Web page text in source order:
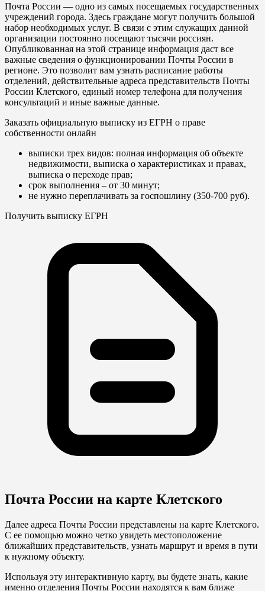
Почта России — одно из самых посещаемых государственных
учреждений города. Здесь граждане могут получить большой
набор необходимых услуг. В связи с этим служащих данной
организации постоянно посещают тысячи россиян.
Опубликованная на этой странице информация даст все
важные сведения о функционировании Почты России в
регионе. Это позволит вам узнать расписание работы
отделений, действительные адреса представительств Почты
России Клетского, единый номер телефона для получения
консультаций и иные важные данные.
Заказать официальную выписку из ЕГРН о праве
собственности онлайн
выписки трех видов: полная информация об объекте
недвижимости, выписка о характеристиках и правах,
выписка о переходе прав;
срок выполнения – от 30 минут;
не нужно переплачивать за госпошлину (350-700 руб).
Получить выписку ЕГРН
Почта России на карте Клетского
Далее адреса Почты России представлены на карте Клетского.
С ее помощью можно четко увидеть местоположение
ближайших представительств, узнать маршрут и время в пути
к нужному объекту.
Используя эту интерактивную карту, вы будете знать, какие
именно отделения Почты России находятся к вам ближе